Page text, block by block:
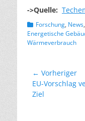
->Quelle:
Kategorien
Forschung, News,
Energetische
Wärmeverbrauch
← Vorheriger
Vorheriger
Beitrag:
EU-Vorschlag
Ziel